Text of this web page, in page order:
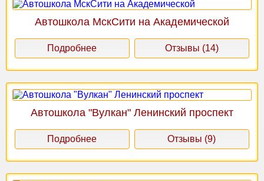
Автошкола МскСити на Академической
Подробнее Отзывы (14)
Автошкола "Вулкан" Ленинский проспект
Подробнее Отзывы (9)